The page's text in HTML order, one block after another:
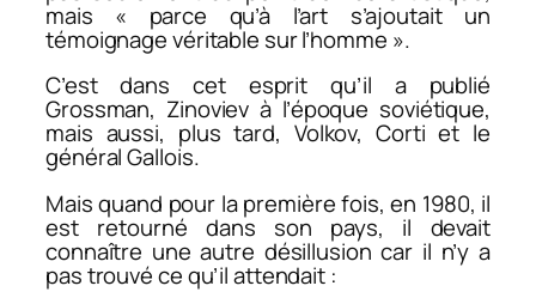
mais « parce qu’à l’art s’ajoutait un
témoignage véritable sur l’homme ».
C’est dans cet esprit qu’il a publié
Grossman, Zinoviev à l’époque soviétique,
mais aussi, plus tard, Volkov, Corti et le
général Gallois.
Mais quand pour la première fois, en 1980, il
est retourné dans son pays, il devait
connaître une autre désillusion car il n’y a
pas trouvé ce qu’il attendait :